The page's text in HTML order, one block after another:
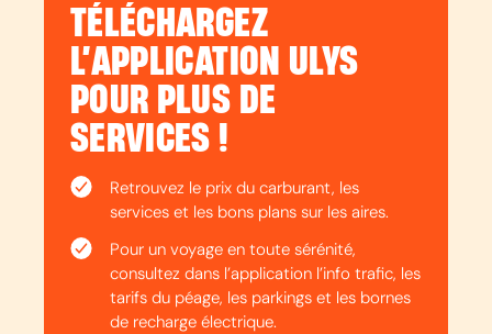
TÉLÉCHARGEZ
L’APPLICATION ULYS
POUR PLUS DE
SERVICES !
Retrouvez le prix du carburant, les
services et les bons plans sur les aires.
Pour un voyage en toute sérénité,
consultez dans l’application l’info trafic, les
tarifs du péage, les parkings et les bornes
de recharge électrique.